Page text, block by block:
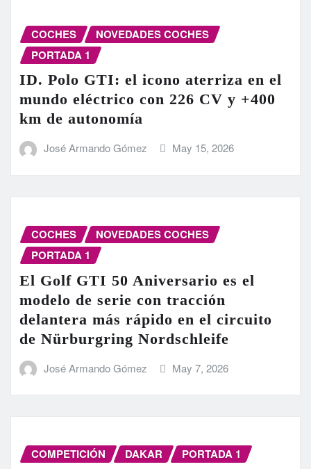
COCHES
NOVEDADES COCHES
PORTADA 1
ID. Polo GTI: el icono aterriza en el
mundo eléctrico con 226 CV y +400
km de autonomía
José Armando Gómez May 15, 2026
COCHES
NOVEDADES COCHES
PORTADA 1
El Golf GTI 50 Aniversario es el
modelo de serie con tracción
delantera más rápido en el circuito
de Nürburgring Nordschleife
José Armando Gómez May 7, 2026
COMPETICIÓN DAKAR PORTADA 1